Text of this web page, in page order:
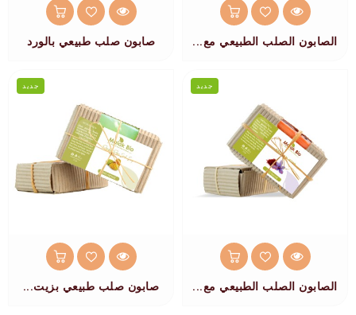
الصابون الصلب الطبيعي مع...
جديد
الصابون الصلب الطبيعي مع...
صابون صلب طبيعي بالورد
جديد
صابون صلب طبيعي بزيت...